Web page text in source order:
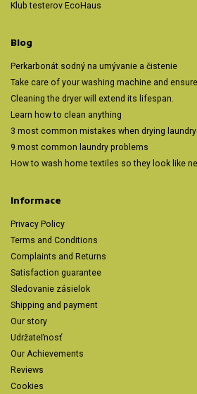
Klub testerov EcoHaus
Blog
Perkarbonát sodný na umývanie a čistenie
Take care of your washing machine and
Cleaning the dryer will extend its lifespan.
Learn how to clean anything
3 most common mistakes when drying laundry
9 most common laundry problems
How to wash home textiles so they look like
Informace
Privacy Policy
Terms and Conditions
Complaints and Returns
Satisfaction guarantee
Sledovanie zásielok
Shipping and payment
Our story
Udržateľnosť
Our Achievements
Reviews
Cookies